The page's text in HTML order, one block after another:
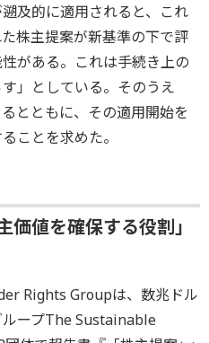
及的に適用されると、これ
株主提案が新基準の下で評
がある。これは手続き上の
」としている。そのうえ
とともに、その適用開始を
ことを求めた。
値を確保する役割」
Rights Groupは、数兆ドル
ループThe Sustainable